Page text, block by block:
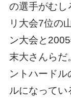
の選手がむし
リ大会7位の
ン大会と
末大さんらだ
ントハード
ルになってい